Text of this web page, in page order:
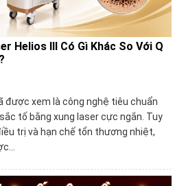
Helios III Có Gì Khác So Với Q
được xem là công nghệ tiêu chuẩn
tố bằng xung laser cực ngắn. Tuy
trị và hạn chế tổn thương nhiệt,